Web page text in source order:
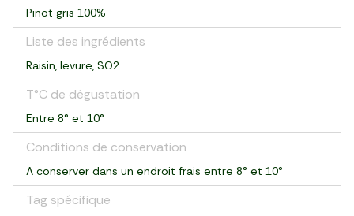
Pinot gris 100%
Liste des ingrédients
Raisin, levure, SO2
T°C de dégustation
Entre 8° et 10°
Conditions de conservation
A conserver dans un endroit frais entre 8° et 10°
Tag spécifique